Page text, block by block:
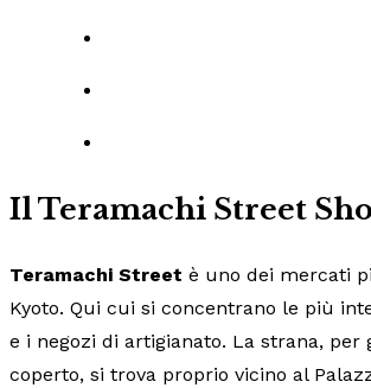
IlTeramachi Street
Teramachi Street è uno dei mercati
Kyoto. Qui cui si concentrano le più
e i negozi di artigianato. La strana, per
coperto, si trova proprio vicino al